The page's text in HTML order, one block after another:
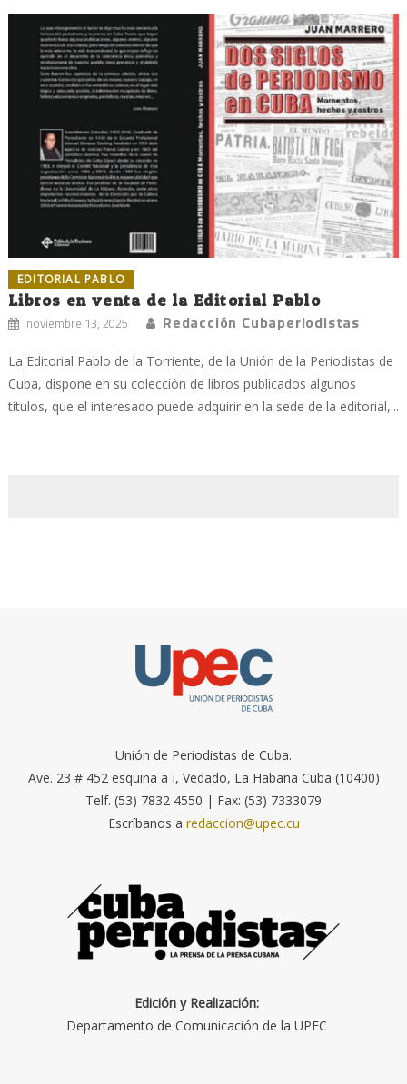
EDITORIAL PABLO
Libros en venta de la Editorial Pablo
noviembre 13, 2025 Redacción Cubaperiodistas
La Editorial Pablo de la Torriente, de la Unión de la Periodistas de
Cuba, dispone en su colección de libros publicados algunos
títulos, que el interesado puede adquirir en la sede de la editorial,...
Unión de Periodistas de Cuba.
Ave. 23 # 452 esquina a I, Vedado, La Habana Cuba (10400)
Telf. (53) 7832 4550 | Fax: (53) 7333079
Escríbanos a redaccion@upec.cu
Edición y Realización:
Departamento de Comunicación de la UPEC